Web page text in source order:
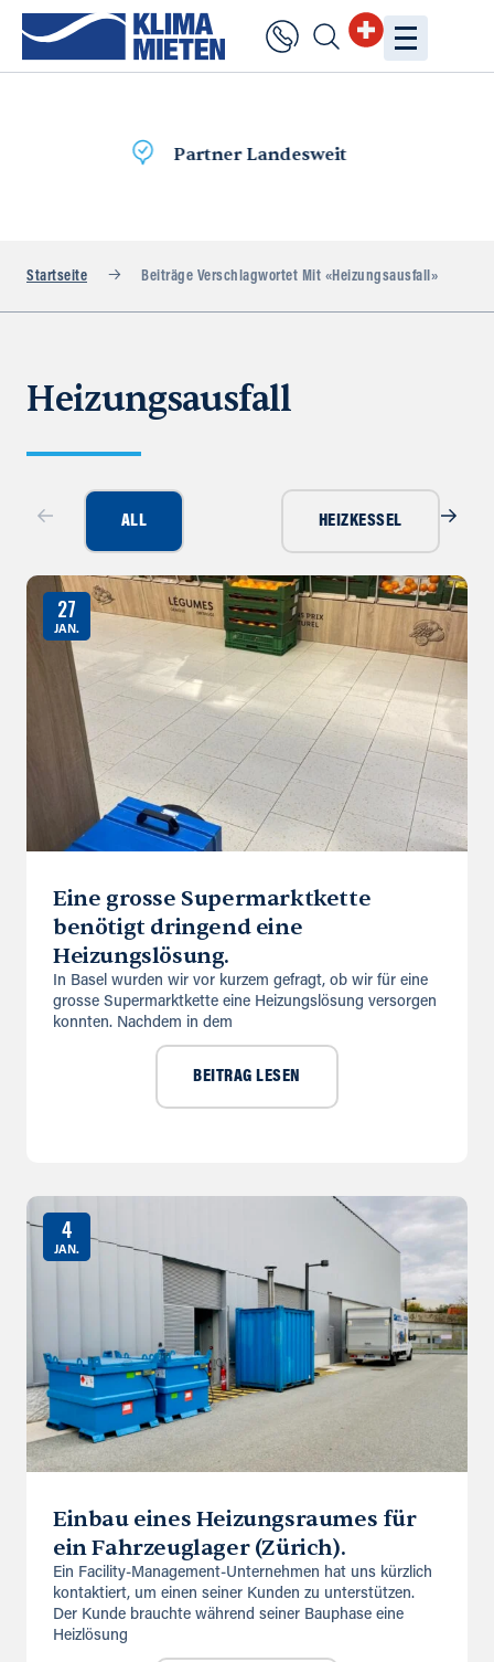
Lieferungam selben Tag
Startseite Beiträge Verschlagwortet Mit «Heizungsausfall»
Heizungsausfall
ALL HEIZKESSEL
27
JAN.
Eine grosse Supermarktkette
benötigt dringend eine
Heizungslösung.
In Basel wurden wir vor kurzem gefragt, ob wir für eine
grosse Supermarktkette eine Heizungslösung versorgen
konnten. Nachdem in dem
BEITRAG LESEN
4
JAN.
Einbau eines Heizungsraumes für
ein Fahrzeuglager (Zürich).
Ein Facility-Management-Unternehmen hat uns kürzlich
kontaktiert, um einen seiner Kunden zu unterstützen.
Der Kunde brauchte während seiner Bauphase eine
Heizlösung